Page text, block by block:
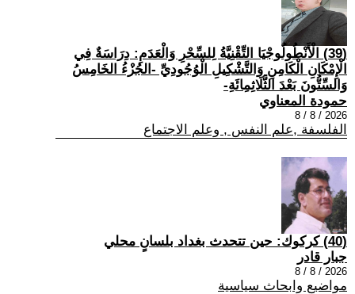
(39) الْأَنْطُولُوجْيَا التِّقْنِيَّةُ لِلسِّحْرِ وَالْعَدَمِ: دِرَاسَةٌ فِي
الْإِمْكَانِ الْكَامِنِ وَالتَّشْكِيلِ الْوُجُودِيِّ -الجُزْءُ الخَامِسُ
وَالسِّتُّونَ بَعْدَ الثَّلَاثِمِائَةِ-
حمودة المعناوي
2026 / 8 / 8
الفلسفة ,علم النفس , وعلم الاجتماع
(40) كركوك: حين تتحدث بغداد بلسانٍ محلي
جبار قادر
2026 / 8 / 8
مواضيع وابحاث سياسية